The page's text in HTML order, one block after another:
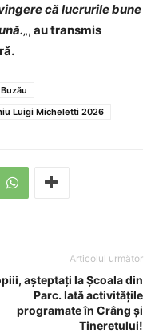
că lucrurile bune
„, au transmis
Luigi Micheletti 2026
Articolul următor
așteptați la Școala din
Parc. Iată activitățile
programate în Crâng și
Tineretului!